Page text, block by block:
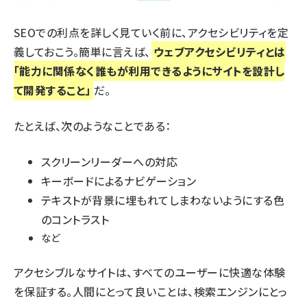
SEOでの利点を詳しく見ていく前に、アクセシビリティを定
義しておこう。簡単に言えば、 ウェブアクセシビリティとは
「能力に関係なく誰もが利用できるようにサイトを設計し
て開発すること」 だ。
たとえば、次のようなことである：
スクリーンリーダーへの対応
キーボードによるナビゲーション
テキストが背景に埋もれてしまわないようにする色
のコントラスト
など
アクセシブルなサイトは、すべてのユーザーに快適な体験
を保証する。人間にとって良いことは、検索エンジンにとっ